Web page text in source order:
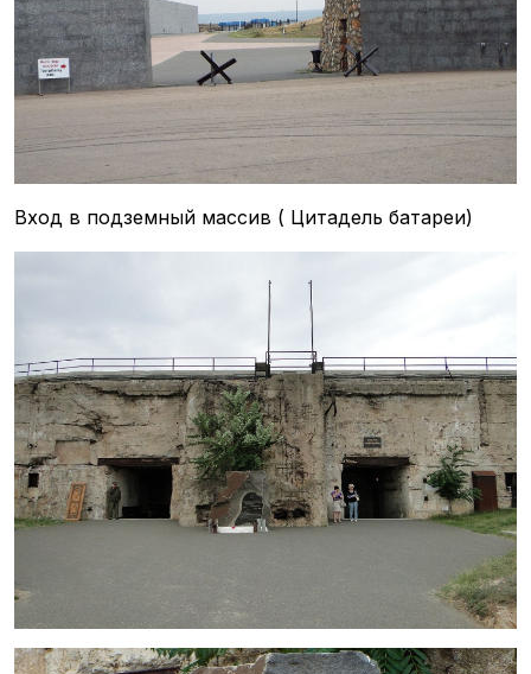
Вход в подземный массив ( Цитадель батареи)